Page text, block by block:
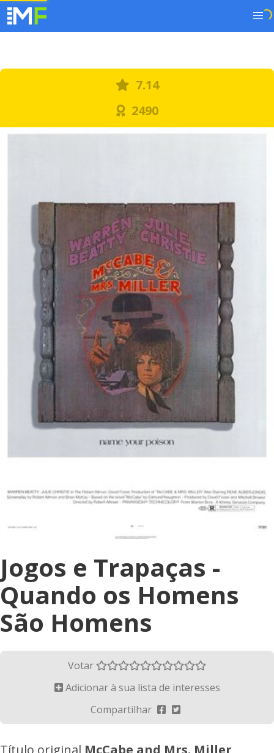
7.14
2490
Jogos e Trapaças -
Quando os Homens
São Homens
Votar
Adicionar à sua lista de interesses
Compartilhar
Título original McCabe and Mrs. Miller